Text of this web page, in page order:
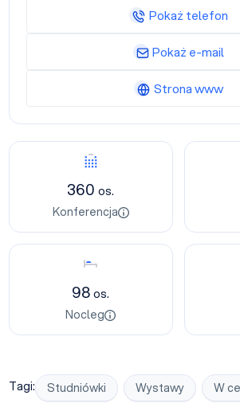
Konferencja
360os.
Konferencja
Nocleg
98os.
Nocleg
Tagi: Studniówki Wystawy W
Pokaż telefon
Pokaż e-mail
Strona www